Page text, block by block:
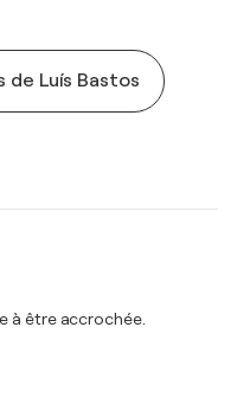
Luís Bastos
à être accrochée.